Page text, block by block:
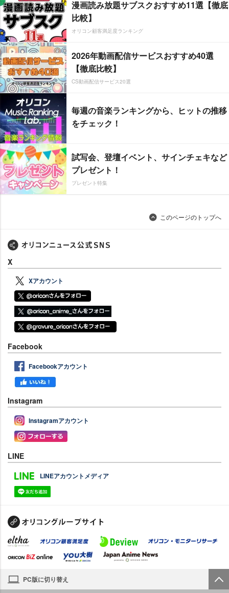
漫画読み放題サブスクおすすめ11選【徹底
比較】
オリコン顧客満足度ランキング
2026年動画配信サービスおすすめ40選
【徹底比較】
CS動画配信サービス20選
毎週の音楽ランキングから、ヒットの推移
をチェック！
試写会、登壇イベント、サインチェキなど
プレゼント！
プレゼント特集
このページのトップへ
X
Xアカウント
Facebook
Facebookアカウント
Instagram
Instagramアカウント
LINE
LINEアカウントメディア
PC版に切り替え